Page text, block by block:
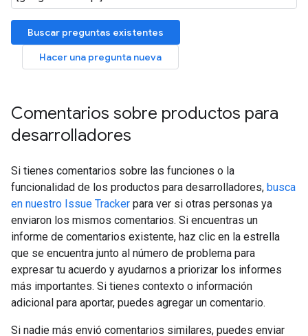
Buscar preguntas existentes
Hacer una pregunta nueva
Comentarios sobre productos para
desarrolladores
Si tienes comentarios sobre las funciones o la
funcionalidad de los productos para desarrolladores, busca
en nuestro Issue Tracker para ver si otras personas ya
enviaron los mismos comentarios. Si encuentras un
informe de comentarios existente, haz clic en la estrella
que se encuentra junto al número de problema para
expresar tu acuerdo y ayudarnos a priorizar los informes
más importantes. Si tienes contexto o información
adicional para aportar, puedes agregar un comentario.
Si nadie más envió comentarios similares, puedes enviar